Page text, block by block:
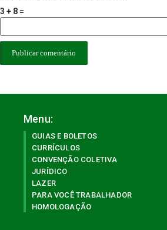
3 + 8 =
Menu:
GUIAS E BOLETOS
CURRÍCULOS
CONVENÇÃO COLETIVA
JURÍDICO
LAZER
PARA VOCÊ TRABALHADOR
HOMOLOGAÇÃO